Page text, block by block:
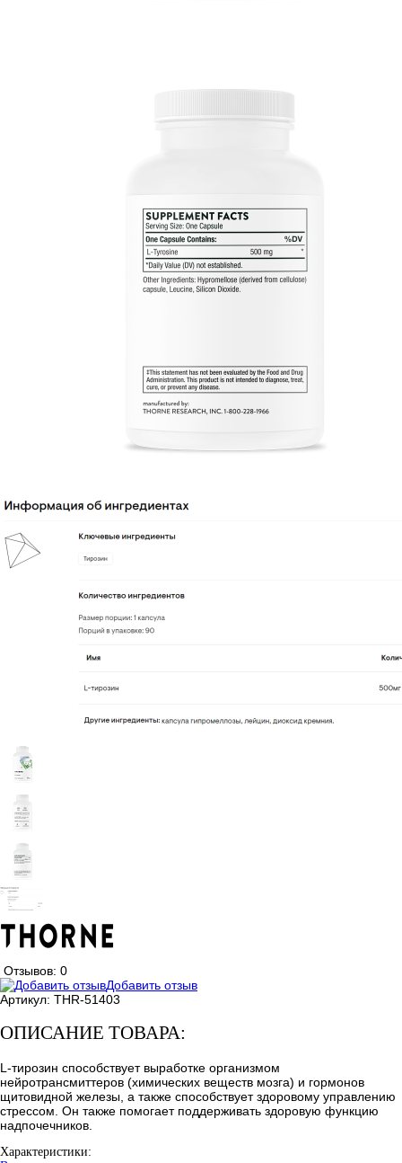
Отзывов: 0
Добавить отзыв
Артикул: THR-51403
ОПИСАНИЕ ТОВАРА:
L-тирозин способствует выработке организмом
нейротрансмиттеров (химических веществ мозга) и гормонов
щитовидной железы, а также способствует здоровому управлению
стрессом. Он также помогает поддерживать здоровую функцию
надпочечников.
Характеристики: